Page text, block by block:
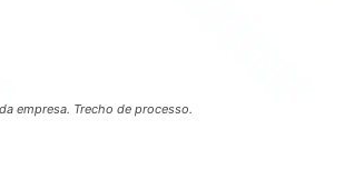
empresa. Trecho de processo.